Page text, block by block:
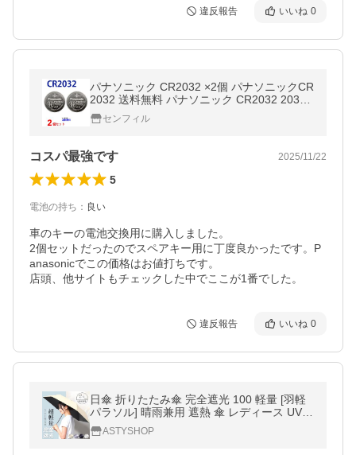
違反報告 いいね 0
パナソニック CR2032 ×2個 パナソニックCR
2032 送料無料 パナソニック CR2032 2032
センフィル
コスパ最強です 2025/11/22
5
電池の持ち ： 良い
車のキーの電池交換用に購入しました。
2個セットだったのでスペアキー用に丁度良かったです。P
anasonicでこの価格はお値打ちです。
店頭、他サイトもチェックした中でここが1番でした。
違反報告 いいね 0
日傘 折りたたみ傘 完全遮光 100 軽量 [羽軽
パラソル] 晴雨兼用 遮熱 傘 レディース UVカ
ット 紫外線対策 日焼け対策 頑丈 雨傘 折り
畳み 撥水 FULIZ フリス
ASTYSHOP